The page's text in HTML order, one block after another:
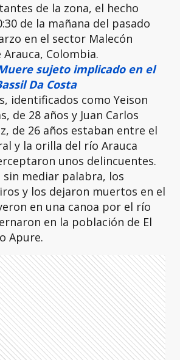
de la zona, el hecho
de la mañana del pasado
en el sector Malecón
Colombia.
sujeto implicado en el
Da Costa
identificados como Yeison
de 28 años y Juan Carlos
de 26 años estaban entre el
y la orilla del río Arauca
unos delincuentes.
sin mediar palabra, los
y los dejaron muertos en el
en una canoa por el río
en la población de El
Apure.